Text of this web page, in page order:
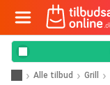
Alle tilbud Grill